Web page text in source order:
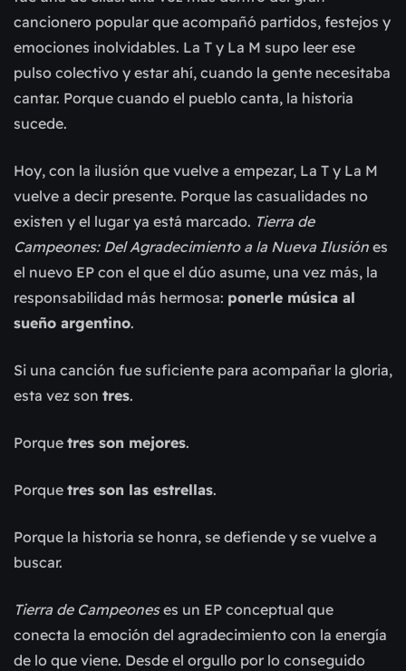
cancionero popular que acompañó partidos, festejos y
emociones inolvidables. La T y La M supo leer ese
pulso colectivo y estar ahí, cuando la gente necesitaba
cantar. Porque cuando el pueblo canta, la historia
sucede.
Hoy, con la ilusión que vuelve a empezar, La T y La M
vuelve a decir presente. Porque las casualidades no
existen y el lugar ya está marcado. Tierra de
Campeones: Del Agradecimiento a la Nueva Ilusión es
el nuevo EP con el que el dúo asume, una vez más, la
responsabilidad más hermosa: ponerle música al
sueño argentino.
Si una canción fue suficiente para acompañar la gloria,
esta vez son tres.
Porque tres son mejores.
Porque tres son las estrellas.
Porque la historia se honra, se defiende y se vuelve a
buscar.
Tierra de Campeoneses un EP conceptual que
conecta la emoción del agradecimiento con la energía
de lo que viene. Desde el orgullo por lo conseguido